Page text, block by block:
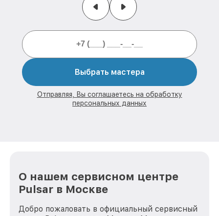
Выбрать мастера
Отправляя, Вы соглашаетесь на обработку
персональных данных
О нашем сервисном центре
Pulsar в Москве
Добро пожаловать в официальный сервисный